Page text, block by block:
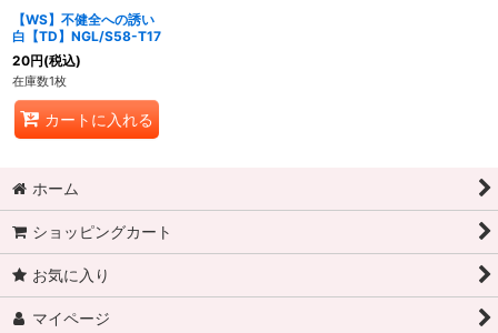
【WS】不健全への誘い
白【TD】NGL/S58-T17
20円(税込)
在庫数1枚
カートに入れる
ホーム
ショッピングカート
お気に入り
マイページ